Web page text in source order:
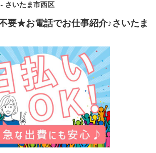
さいたま市西区
要★お電話でお仕事紹介♪さいたま